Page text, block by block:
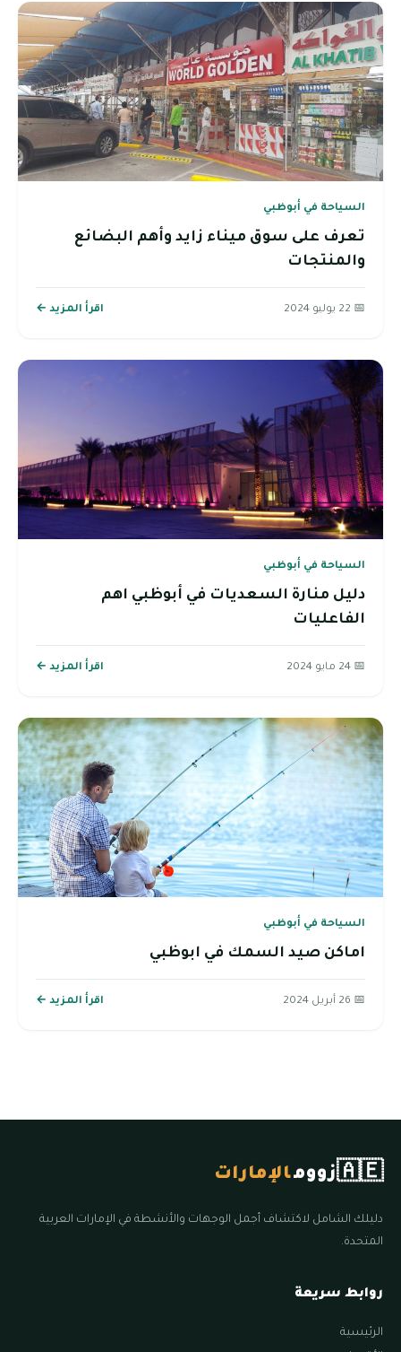
السياحة في أبوظبي
تعرف على سوق ميناء زايد وأهم البضائع
والمنتجات
📅 22 يوليو 2024 اقرأ المزيد ←
السياحة في أبوظبي
دليل منارة السعديات في أبوظبي اهم
الفاعليات
📅 24 مايو 2024 اقرأ المزيد ←
السياحة في أبوظبي
اماكن صيد السمك في ابوظبي
📅 26 أبريل 2024 اقرأ المزيد ←
🇦🇪زوومالإمارات
دليلك الشامل لاكتشاف أجمل الوجهات والأنشطة في الإمارات العربية
المتحدة.
روابط سريعة
الرئيسية